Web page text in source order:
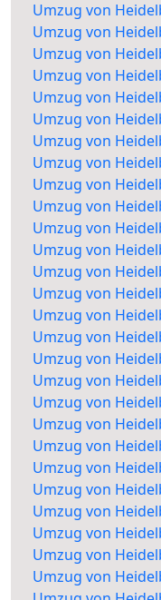
Umzug von
Umzug von
Umzug von
Umzug von
Umzug von
Umzug von
Umzug von
Umzug von
Umzug von
Umzug von
Umzug von
Umzug von
Umzug von
Umzug von
Umzug von
Umzug von
Umzug von
Umzug von
Umzug von
Umzug von
Umzug von
Umzug von
Umzug von
Umzug von
Umzug von
Umzug von
Umzug von